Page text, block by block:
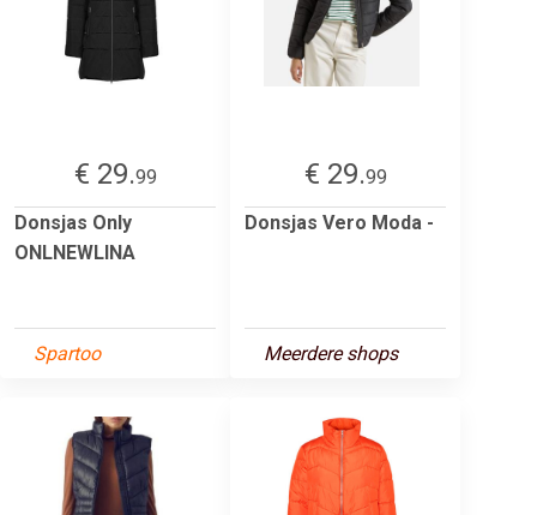
€ 29.99
Donsjas Only
ONLNEWLINA
Spartoo
€ 29.99
Donsjas Vero Moda -
Meerdere shops